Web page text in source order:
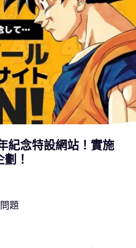
紀念特設網站！實施
！
題